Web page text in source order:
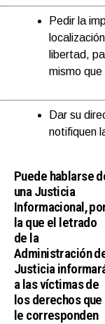
Pedir la
libertad,
mismo
Dar su
notifiquen
Puede hablarse
una Justicia
Informacional,
la que el letrado
de la
Administración
Justicia
a las víctimas de
los derechos que
le corresponden